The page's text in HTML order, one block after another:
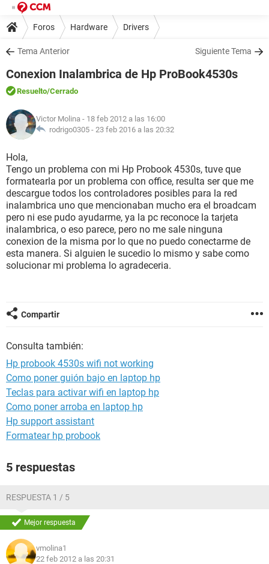
Foros Hardware Drivers
Tema Anterior Siguiente Tema
Conexion Inalambrica de Hp ProBook4530s
Resuelto/Cerrado
Victor Molina - 18 feb 2012 a las 16:00
rodrigo0305 - 23 feb 2016 a las 20:32
Hola,
Tengo un problema con mi Hp Probook 4530s, tuve que
formatearla por un problema con office, resulta ser que me
descargue todos los controladores posibles para la red
inalambrica uno que mencionaban mucho era el broadcam
pero ni ese pudo ayudarme, ya la pc reconoce la tarjeta
inalambrica, o eso parece, pero no me sale ninguna
conexion de la misma por lo que no puedo conectarme de
esta manera. Si alguien le sucedio lo mismo y sabe como
solucionar mi problema lo agradeceria.
Compartir
Consulta también:
Hp probook 4530s wifi not working
Como poner guión bajo en laptop hp
Teclas para activar wifi en laptop hp
Como poner arroba en laptop hp
Hp support assistant
Formatear hp probook
5 respuestas
RESPUESTA 1 / 5
Mejor respuesta
vmolina1
22 feb 2012 a las 20:31